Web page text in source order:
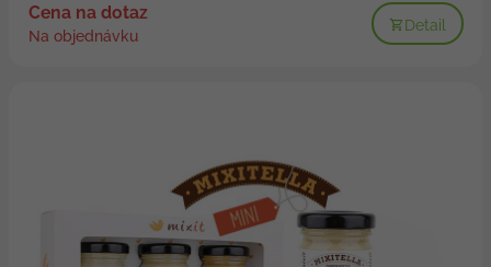
Cena na dotaz
Na objednávku
Detail